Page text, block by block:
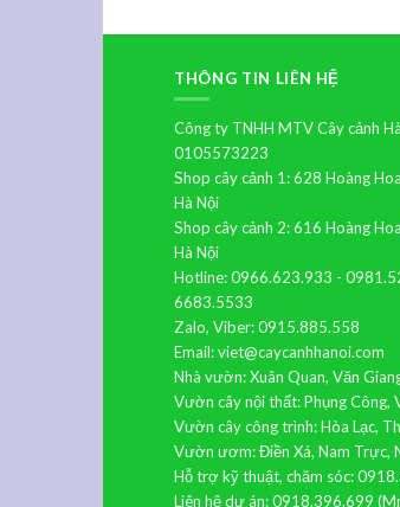
THÔNG TIN LIÊN HỆ
Công ty TNHH MTV Cây cảnh
0105573223
Shop cây cảnh 1: 628 Hoàng
Hà Nội
Shop cây cảnh 2: 616 Hoàng
Hà Nội
Hotline: 0966.623.933 -
6683.5533
Zalo, Viber: 0915.885.558
Email: viet@caycanhhanoi.com
Nhà vườn: Xuân Quan, Văn
Vườn cây nội thất: Phụng Công,
Vườn cây công trình: Hòa Lạc,
Vườn ươm: Điền Xá, Nam Trực,
Hỗ trợ kỹ thuật, chăm sóc:
Liên hệ dự án: 0918.396.699